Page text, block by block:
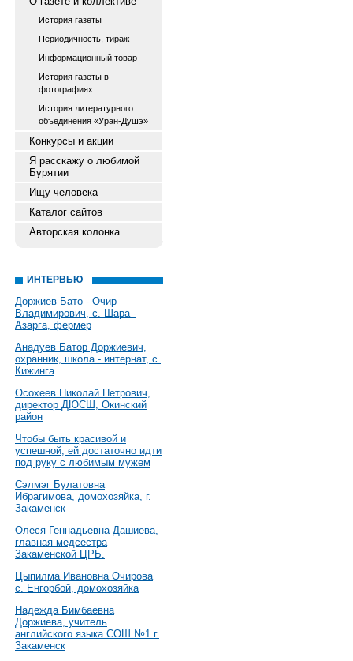
История газеты
Периодичность, тираж
Информационный товар
История газеты в
фотографиях
История литературного
объединения «Уран-Душэ»
Конкурсы и акции
Я расскажу о любимой
Бурятии
Ищу человека
Каталог сайтов
Авторская колонка
ИНТЕРВЬЮ
Доржиев Бато - Очир
Владимирович, с. Шара -
Азарга, фермер
Анадуев Батор Доржиевич,
охранник, школа - интернат, с.
Кижинга
Осохеев Николай Петрович,
директор ДЮСШ, Окинский
район
Чтобы быть красивой и
успешной, ей достаточно идти
под руку с любимым мужем
Сэлмэг Булатовна
Ибрагимова, домохозяйка, г.
Закаменск
Олеся Геннадьевна Дашиева,
главная медсестра
Закаменской ЦРБ.
Цыпилма Ивановна Очирова
с. Енгорбой, домохозяйка
Надежда Бимбаевна
Доржиева, учитель
английского языка СОШ №1 г.
Закаменск